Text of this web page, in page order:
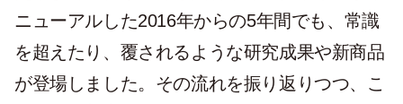
ニューアルした2016年からの5年間でも、常識
を超えたり、覆されるような研究成果や新商品
が登場しました。その流れを振り返りつつ、こ